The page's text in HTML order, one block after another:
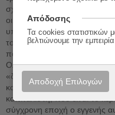
σχέση εκμετάλλευσής τους
οι εργάτες είναι
υποδούλωσης μέσα στο ίδιο
τους προϊσταμένους τους και
που είναι ιδιαίτερα εμφανές
Ολόκληρη αυτή η σχέση
«δεσποτισμός», όπως τον
καταξιώνεται ηθικά από
καπιταλιστή, που είναι το
σύγχρονη εποχή ο εγγενής
Απόδοσης
Τα cookies στατιστικών
βελτιώνουμε την
Αποδοχή Επιλογών